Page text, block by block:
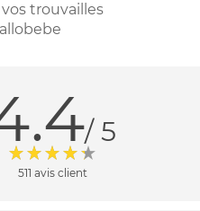
trouvailles
/ 5
511 avis client